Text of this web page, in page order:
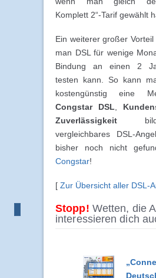
Komplett 2“-Tarif gewählt
Ein weiterer großer
man DSL für wenige
Bindung an einen 2
testen kann. So kann
kostengünstig eine
Congstar DSL
Zuverlässigkeit
vergleichbares DSL-
bisher noch nicht
Congstar!
[ Zur Übersicht aller DSL-
Stopp! Wetten, die
interessieren dich